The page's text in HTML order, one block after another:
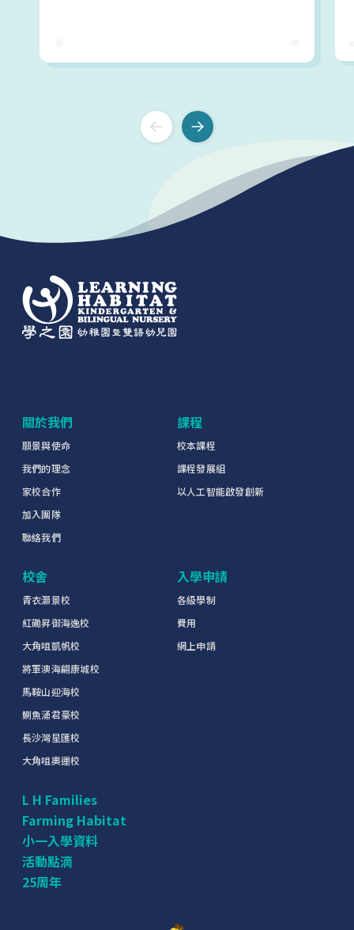
關於我們
願景與使命
我們的理念
家校合作
加入團隊
聯絡我們
校舍
青衣灝景校
紅磡昇御海逸校
大角咀凱帆校
將軍澳海翩康城校
馬鞍山迎海校
鰂魚涌君豪校
長沙灣星匯校
大角咀奧運校
課程
校本課程
課程發展組
以人工智能啟發創新
入學申請
各級學制
費用
網上申請
L H Families
Farming Habitat
小一入學資料
活動點滴
25周年